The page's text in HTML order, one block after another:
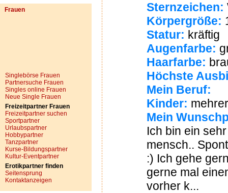
Frauen
Singlebörse Frauen
Partnersuche Frauen
Singles online Frauen
Neue Single Frauen
Freizeitpartner Frauen
Freizeitpartner suchen
Sportpartner
Urlaubspartner
Hobbypartner
Tanzpartner
Kurse-Bildungspartner
Kultur-Eventpartner
Erotikpartner finden
Seitensprung
Kontaktanzeigen
Sternzeichen:
Körpergröße:
Statur: kräftig
Augenfarbe:
Haarfarbe:
Höchste
Mein Beruf:
Kinder:
Mein
Ich bin ein
mensch..
:) Ich gehe
gerne mal
vorher k...